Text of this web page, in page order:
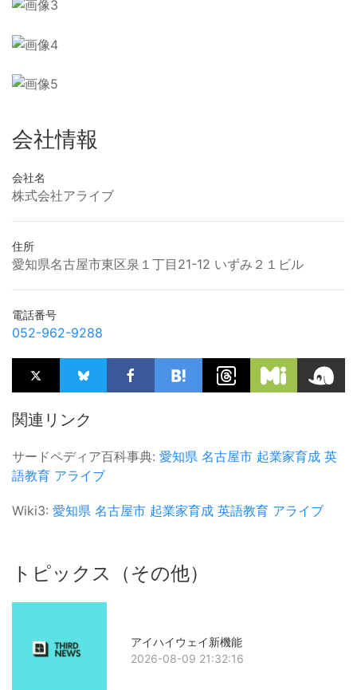
会社情報
会社名
株式会社アライブ
住所
愛知県名古屋市東区泉１丁目21-12 いずみ２１ビル
電話番号
052-962-9288
関連リンク
サードペディア百科事典: 愛知県 名古屋市 起業家育成 英
語教育 アライブ
Wiki3: 愛知県 名古屋市 起業家育成 英語教育 アライブ
トピックス（その他）
アイハイウェイ新機能
2026-08-09 21:32:16